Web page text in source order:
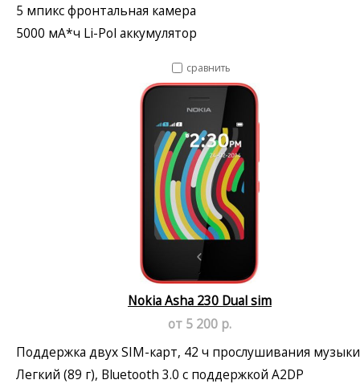
5 мпикс фронтальная камера
5000 мА*ч Li-Pol аккумулятор
сравнить
Nokia Asha 230 Dual sim
от 5 200 р.
Поддержка двух SIM-карт, 42 ч прослушивания музыки
Легкий (89 г), Bluetooth 3.0 с поддержкой A2DP